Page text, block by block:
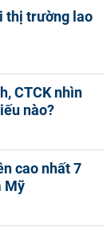
thị trường lao
CTCK nhìn
nào?
cao nhất 7
Mỹ